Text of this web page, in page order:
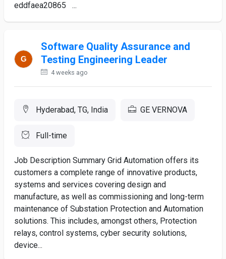
eddfaea20865 ...
Software Quality Assurance and
Testing Engineering Leader
4 weeks ago
Hyderabad, TG, India GE VERNOVA
Full-time
Job Description Summary Grid Automation offers its
customers a complete range of innovative products,
systems and services covering design and
manufacture, as well as commissioning and long-term
maintenance of Substation Protection and Automation
solutions. This includes, amongst others, Protection
relays, control systems, cyber security solutions,
device...